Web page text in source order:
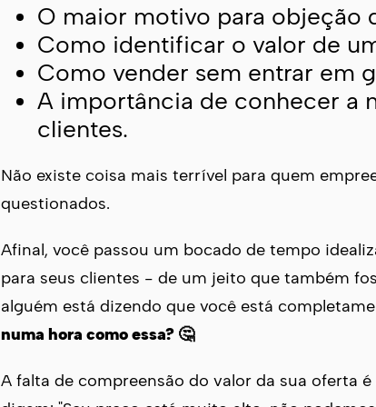
O maior motivo para objeção
Como identificar o valor de
Como vender sem entrar em
A importância de conhecer a
clientes.
Não existe coisa mais terrível para quem
questionados.
Afinal, você passou um bocado de tempo
para seus clientes - de um jeito que também
alguém está dizendo que você está
numa hora como essa? 🤔
A falta de compreensão do valor da sua oferta é